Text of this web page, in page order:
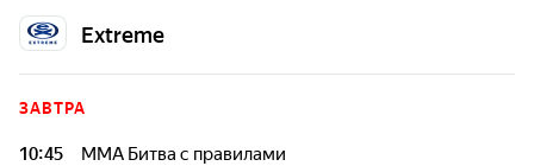
Extreme
ЗАВТРА
10:45 ММА Битва с правилами